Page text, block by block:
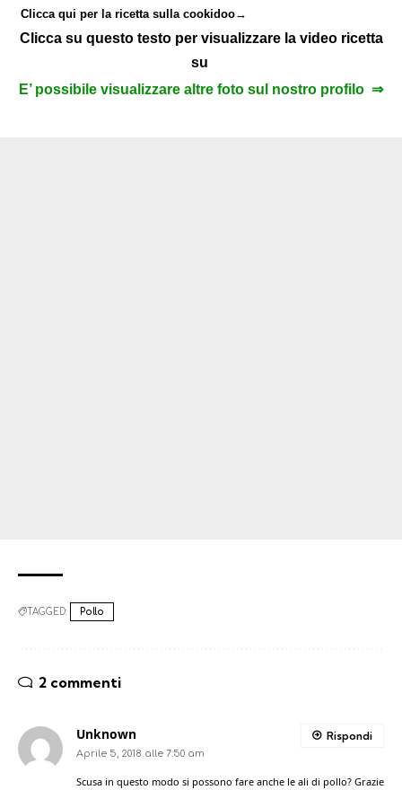
Clicca qui per la ricetta sulla cookidoo→
Clicca su questo testo per visualizzare la video ricetta
su
E’ possibile visualizzare altre foto sul nostro profilo ⇒
TAGGED: Pollo
2 commenti
Unknown
Aprile 5, 2018 alle 7:50 am
Scusa in questo modo si possono fare anche le ali di pollo? Grazie
Rispondi